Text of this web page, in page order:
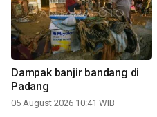
Dampak banjir bandang di
Padang
05 August 2026 10:41 WIB